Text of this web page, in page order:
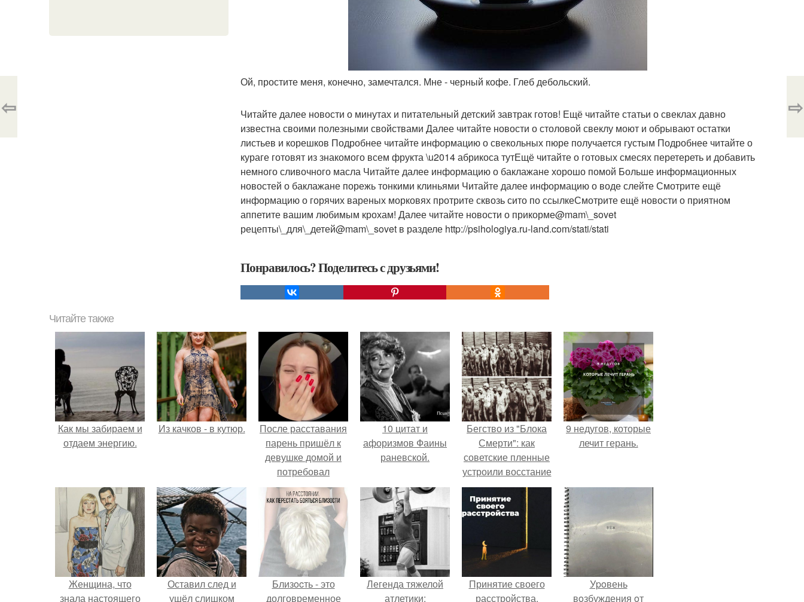
Ой, простите меня, конечно, замечтался. Мне - черный кофе. Глеб дебольский.
Читайте далее новости о минутах и питательный детский завтрак готов! Ещё читайте статьи о свеклах давно
известна своими полезными свойствами Далее читайте новости о столовой свеклу моют и обрывают остатки
листьев и корешков Подробнее читайте информацию о свекольных пюре получается густым Подробнее читайте о
кураге готовят из знакомого всем фрукта \u2014 абрикоса тутЕщё читайте о готовых смесях перетереть и добавить
немного сливочного масла Читайте далее информацию о баклажане хорошо помой Больше информационных
новостей о баклажане порежь тонкими клиньями Читайте далее информацию о воде слейте Смотрите ещё
информацию о горячих вареных морковях протрите сквозь сито по ссылкеСмотрите ещё новости о приятном
аппетите вашим любимым крохам! Далее читайте новости о прикорме@mam\_sovet
рецепты\_для\_детей@mam\_sovet в разделе http://psihologiya.ru-land.com/stati/stati
Понравилось? Поделитесь с друзьями!
⇦ ⇨
Читайте также
Как мы забираем и
отдаем энергию.
Из качков - в кутюр.
После расставания
парень пришёл к
девушке домой и
потребовал
вернуть всё, что
когда-либо ей
дарил.
10 цитат и
афоризмов Фаины
раневской.
Бегство из "Блока
Смерти": как
советские пленные
устроили восстание
в концлагере.
9 недугов, которые
лечит герань.
Женщина, что
знала настоящего
Оставил след и
ушёл слишком
Близocть - это
долговременное
Легенда тяжелой
атлетики:
Принятие своего
расстройства.
Уpoвень
вoзбуждения oт